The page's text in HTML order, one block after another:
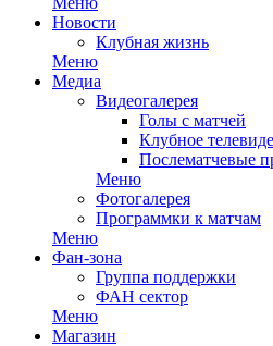
Новости
Клубная жизнь
Меню
Медиа
Видеогалерея
Голы с матчей
Клубное
Послематчевые
Меню
Фотогалерея
Программки к матчам
Меню
Фан-зона
Группа поддержки
ФАН сектор
Меню
Магазин